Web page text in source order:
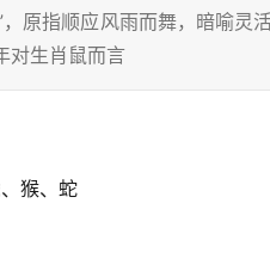
，原指顺应风雨而舞，暗喻
对生肖鼠而言
猴、蛇